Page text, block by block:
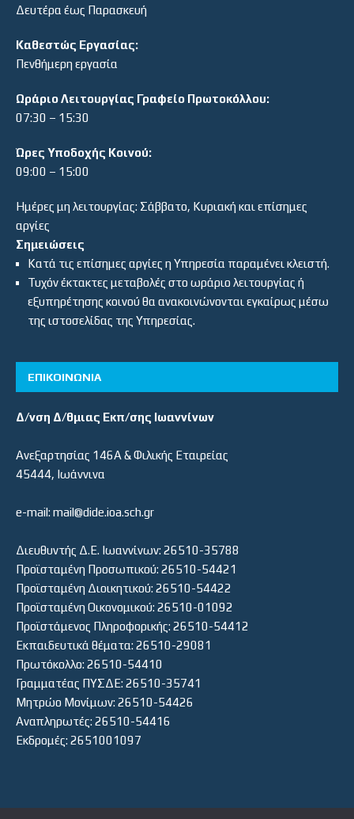
Δευτέρα έως Παρασκευή
Καθεστώς Εργασίας:
Πενθήμερη εργασία
Ωράριο Λειτουργίας Γραφείο Πρωτοκόλλου:
07:30 – 15:30
Ώρες Υποδοχής Κοινού:
09:00 – 15:00
Ημέρες μη λειτουργίας: Σάββατο, Κυριακή και επίσημες
αργίες
Σημειώσεις
Κατά τις επίσημες αργίες η Υπηρεσία παραμένει κλειστή.
Τυχόν έκτακτες μεταβολές στο ωράριο λειτουργίας ή
εξυπηρέτησης κοινού θα ανακοινώνονται εγκαίρως μέσω
της ιστοσελίδας της Υπηρεσίας.
ΕΠΙΚΟΙΝΩΝΙΑ
Δ/νση Δ/θμιας Εκπ/σης Ιωαννίνων
Ανεξαρτησίας 146Α & Φιλικής Εταιρείας
45444, Ιωάννινα
e-mail: mail@dide.ioa.sch.gr
Διευθυντής Δ.Ε. Ιωαννίνων: 26510-35788
Προϊσταμένη Προσωπικού: 26510-54421
Προϊσταμένη Διοικητικού: 26510-54422
Προϊσταμένη Οικονομικού: 26510-01092
Προϊστάμενος Πληροφορικής: 26510-54412
Εκπαιδευτικά θέματα: 26510-29081
Πρωτόκολλο: 26510-54410
Γραμματέας ΠΥΣΔΕ: 26510-35741
Μητρώο Μονίμων: 26510-54426
Αναπληρωτές: 26510-54416
Εκδρομές: 2651001097